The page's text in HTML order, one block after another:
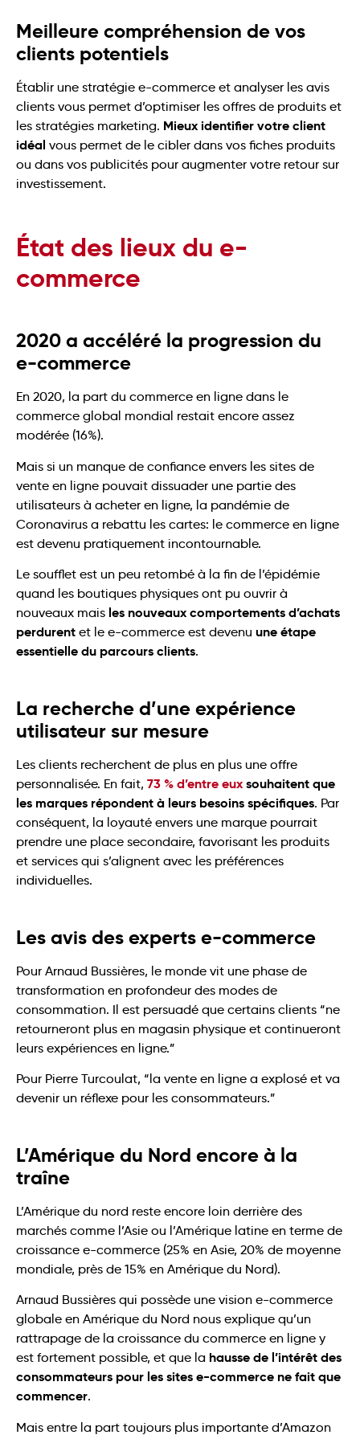
Meilleure compréhension de vos
clients potentiels
Établir une stratégie e-commerce et analyser les avis
clients vous permet d’optimiser les offres de produits et
les stratégies marketing. Mieux identifier votre client
idéal vous permet de le cibler dans vos fiches produits
ou dans vos publicités pour augmenter votre retour sur
investissement.
État des lieux du e-
commerce
2020 a accéléré la progression du
e-commerce
En 2020, la part du commerce en ligne dans le
commerce global mondial restait encore assez
modérée (16%).
Mais si un manque de confiance envers les sites de
vente en ligne pouvait dissuader une partie des
utilisateurs à acheter en ligne, la pandémie de
Coronavirus a rebattu les cartes: le commerce en ligne
est devenu pratiquement incontournable.
Le soufflet est un peu retombé à la fin de l’épidémie
quand les boutiques physiques ont pu ouvrir à
nouveaux mais les nouveaux comportements d’achats
perdurent et le e-commerce est devenu une étape
essentielle du parcours clients.
La recherche d’une expérience
utilisateur sur mesure
Les clients recherchent de plus en plus une offre
personnalisée. En fait, 73 % d’entre euxsouhaitent que
les marques répondent à leurs besoins spécifiques. Par
conséquent, la loyauté envers une marque pourrait
prendre une place secondaire, favorisant les produits
et services qui s’alignent avec les préférences
individuelles.
Les avis des experts e-commerce
Pour Arnaud Bussières, le monde vit une phase de
transformation en profondeur des modes de
consommation. Il est persuadé que certains clients “ne
retourneront plus en magasin physique et continueront
leurs expériences en ligne.”
Pour Pierre Turcoulat, “la vente en ligne a explosé et va
devenir un réflexe pour les consommateurs.”
L’Amérique du Nord encore à la
traîne
L’Amérique du nord reste encore loin derrière des
marchés comme l’Asie ou l’Amérique latine en terme de
croissance e-commerce (25% en Asie, 20% de moyenne
mondiale, près de 15% en Amérique du Nord).
Arnaud Bussières qui possède une vision e-commerce
globale en Amérique du Nord nous explique qu’un
rattrapage de la croissance du commerce en ligne y
est fortement possible, et que la hausse de l’intérêt des
consommateurs pour les sites e-commerce ne fait que
commencer.
Mais entre la part toujours plus importante d’Amazon